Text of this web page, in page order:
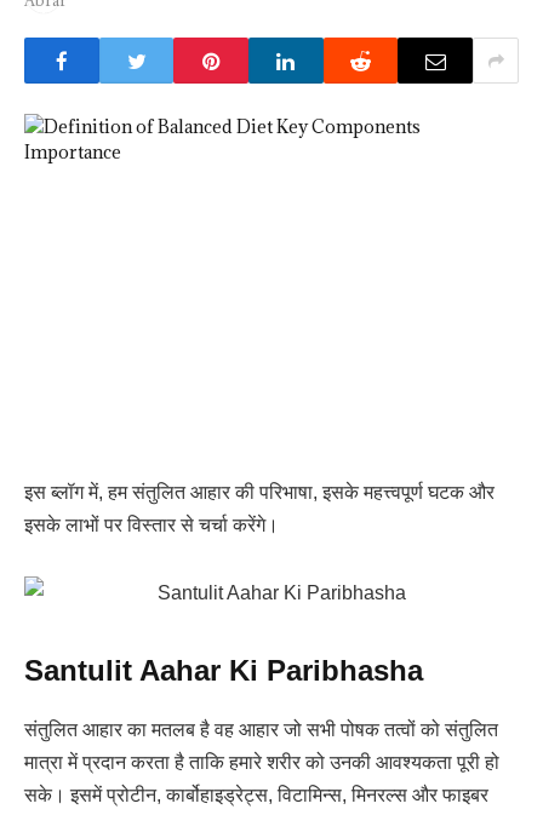
इस ब्लॉग में, हम संतुलित आहार की परिभाषा, इसके महत्त्वपूर्ण घटक और
इसके लाभों पर विस्तार से चर्चा करेंगे।
Santulit Aahar Ki Paribhasha
संतुलित आहार का मतलब है वह आहार जो सभी पोषक तत्वों को संतुलित
मात्रा में प्रदान करता है ताकि हमारे शरीर को उनकी आवश्यकता पूरी हो
सके। इसमें प्रोटीन, कार्बोहाइड्रेट्स, विटामिन्स, मिनरल्स और फाइबर